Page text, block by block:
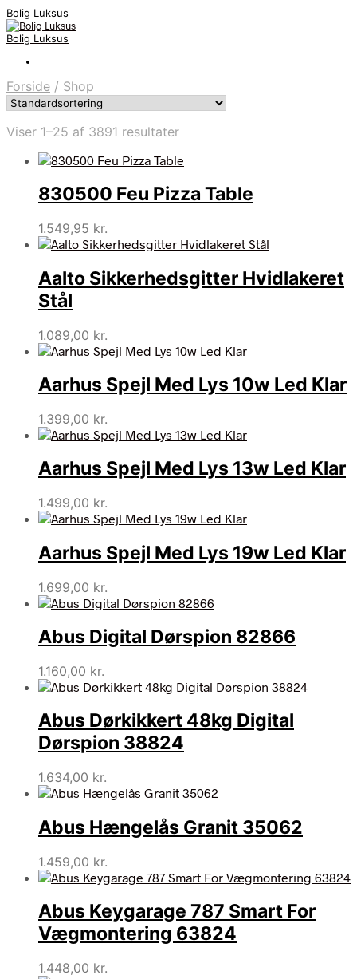
Bolig Luksus
Bolig Luksus
Forside / Shop
Viser 1–25 af 3891 resultater
830500 Feu Pizza Table
1.549,95 kr.
Aalto Sikkerhedsgitter Hvidlakeret
Stål
1.089,00 kr.
Aarhus Spejl Med Lys 10w Led Klar
1.399,00 kr.
Aarhus Spejl Med Lys 13w Led Klar
1.499,00 kr.
Aarhus Spejl Med Lys 19w Led Klar
1.699,00 kr.
Abus Digital Dørspion 82866
1.160,00 kr.
Abus Dørkikkert 48kg Digital
Dørspion 38824
1.634,00 kr.
Abus Hængelås Granit 35062
1.459,00 kr.
Abus Keygarage 787 Smart For
Vægmontering 63824
1.448,00 kr.